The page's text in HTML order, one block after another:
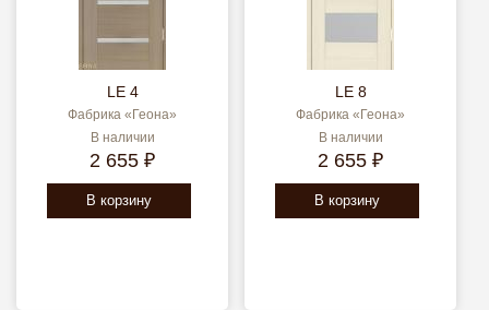
LE 4
Фабрика «Геона»
В наличии
2 655 ₽
В корзину
LE 8
Фабрика «Геона»
В наличии
2 655 ₽
В корзину